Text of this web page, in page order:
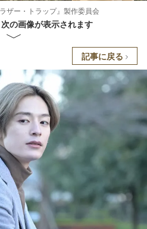
ザー・トラップ』製作委員会
の画像が表示されます
記事に戻る